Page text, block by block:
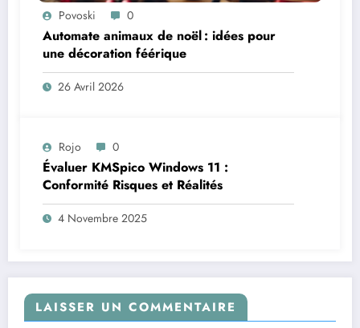
Povoski 0
Automate animaux de noël : idées pour
une décoration féérique
26 Avril 2026
Rojo 0
Évaluer KMSpico Windows 11 :
Conformité Risques et Réalités
4 Novembre 2025
LAISSER UN COMMENTAIRE